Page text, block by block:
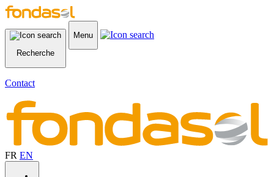
Recherche
Menu
Contact
FR EN